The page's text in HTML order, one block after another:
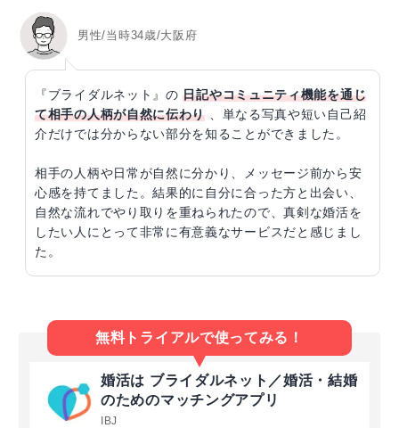
男性/当時34歳/大阪府
『ブライダルネット』の日記やコミュニティ機能を通じ
て相手の人柄が自然に伝わり 、単なる写真や短い自己紹
介だけでは分からない部分を知ることができました。
相手の人柄や日常が自然に分かり、メッセージ前から安
心感を持てました。結果的に自分に合った方と出会い、
自然な流れでやり取りを重ねられたので、真剣な婚活を
したい人にとって非常に有意義なサービスだと感じまし
た。
無料トライアルで使ってみる！
婚活は ブライダルネット／婚活・結婚
のためのマッチングアプリ
IBJ